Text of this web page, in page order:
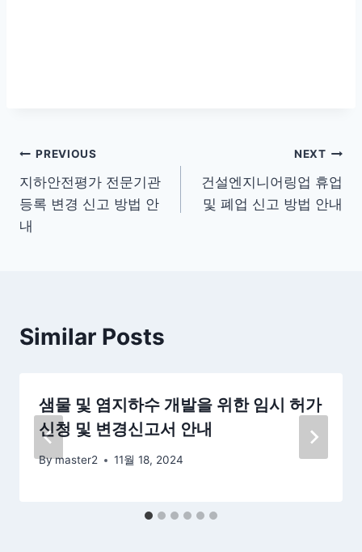
글
탐
색
PREVIOUS
지하안전평가 전문기관
등록 변경 신고 방법 안
내
NEXT
건설엔지니어링업 휴업
및 폐업 신고 방법 안내
Similar Posts
샘물 및 염지하수 개발을 위한 임시 허가
신청 및 변경신고서 안내
Bymaster2 11월 18, 2024